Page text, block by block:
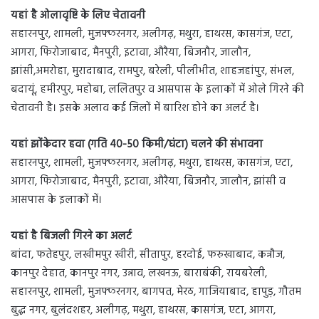
यहां है ओलावृष्टि के लिए चेतावनी
सहारनपुर, शामली, मुजफ्फरनगर, अलीगढ़, मथुरा, हाथरस, कासगंज, एटा,
आगरा, फिरोजाबाद, मैनपुरी, इटावा, औरैया, बिजनौर, जालौन,
झांसी,अमरोहा, मुरादाबाद, रामपुर, बरेली, पीलीभीत, शाहजहांपुर, संभल,
बदायूं, हमीरपुर, महोबा, ललितपुर व आसपास के इलाकों में ओले गिरने की
चेतावनी है। इसके अलाव कई जिलों में बारिश होने का अलर्ट है।
यहां झोंकेदार हवा (गति 40-50 किमी/घंटा) चलने की संभावना
सहारनपुर, शामली, मुजफ्फरनगर, अलीगढ़, मथुरा, हाथरस, कासगंज, एटा,
आगरा, फिरोजाबाद, मैनपुरी, इटावा, औरैया, बिजनौर, जालौन, झांसी व
आसपास के इलाकों में।
यहां है बिजली गिरने का अलर्ट
बांदा, फतेहपुर, लखीमपुर खीरी, सीतापुर, हरदोई, फरुखाबाद, कन्नौज,
कानपुर देहात, कानपुर नगर, उन्नाव, लखनऊ, बाराबंकी, रायबरेली,
सहारनपुर, शामली, मुजफ्फरनगर, बागपत, मेरठ, गाजियाबाद, हापुड़, गौतम
बुद्ध नगर, बुलंदशहर, अलीगढ़, मथुरा, हाथरस, कासगंज, एटा, आगरा,